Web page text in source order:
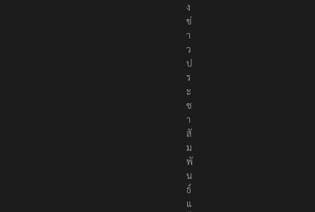
ง
ข่
า
ว
ป
ร
ะ
ช
า
สั
ม
พั
น
ธ์
แ